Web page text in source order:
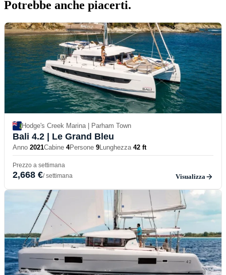
Potrebbe anche piacerti.
Hodge's Creek Marina | Parham Town
Bali 4.2 | Le Grand Bleu
Anno 2021Cabine 4Persone 9Lunghezza 42 ft
Prezzo a settimana
2,668 €/ settimana Visualizza